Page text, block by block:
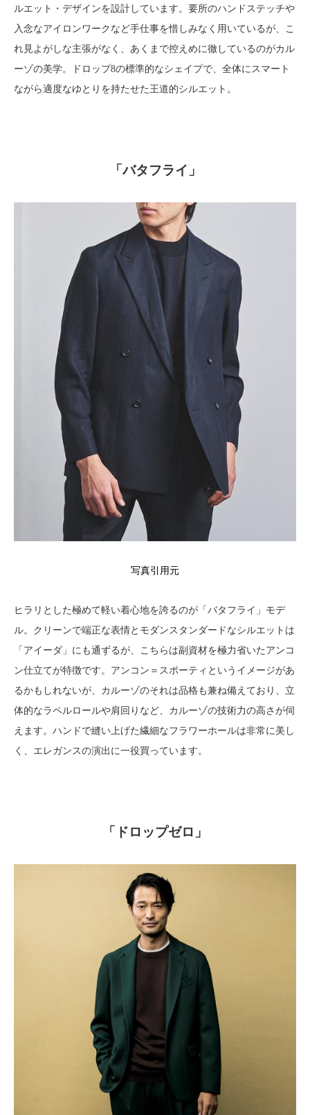
ルエット・デザインを設計しています。要所のハンドステッチや
入念なアイロンワークなど手仕事を惜しみなく用いているが、こ
れ見よがしな主張がなく、あくまで控えめに徹しているのがカル
ーゾの美学。ドロップ8の標準的なシェイプで、全体にスマート
ながら適度なゆとりを持たせた王道的シルエット。
「バタフライ」
写真引用元
ヒラリとした極めて軽い着心地を誇るのが「バタフライ」モデ
ル。クリーンで端正な表情とモダンスタンダードなシルエットは
「アイーダ」にも通ずるが、こちらは副資材を極力省いたアンコ
ン仕立てが特徴です。アンコン＝スポーティというイメージがあ
るかもしれないが、カルーゾのそれは品格も兼ね備えており、立
体的なラペルロールや肩回りなど、カルーゾの技術力の高さが伺
えます。ハンドで縫い上げた繊細なフラワーホールは非常に美し
く、エレガンスの演出に一役買っています。
「ドロップゼロ」